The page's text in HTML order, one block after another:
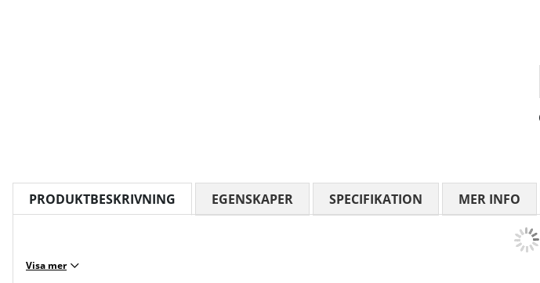
PRODUKTBESKRIVNING
Visa mer
EGENSKAPER SPECIFIKATION MER INFO